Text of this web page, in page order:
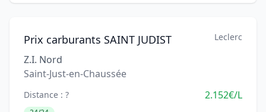
Prix carburants SAINT JUDIST Leclerc
Z.I. Nord
Saint-Just-en-Chaussée
Distance : ? 2.152€/L